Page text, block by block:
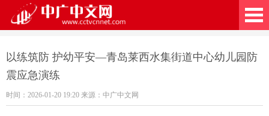
以练筑防 护幼平安—青岛莱西水集街道中心幼儿园防
震应急演练
时间：2026-01-20 19:20 来源：中广中文网